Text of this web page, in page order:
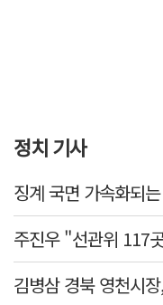
정치 기사
징계 국면 가속화되